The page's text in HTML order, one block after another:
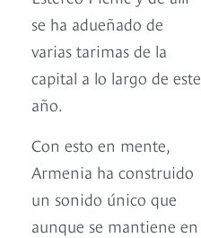
se ha adueñado de
varias tarimas de la
capital a lo largo de este
año.
Con esto en mente,
Armenia ha construido
un sonido único que
aunque se mantiene en